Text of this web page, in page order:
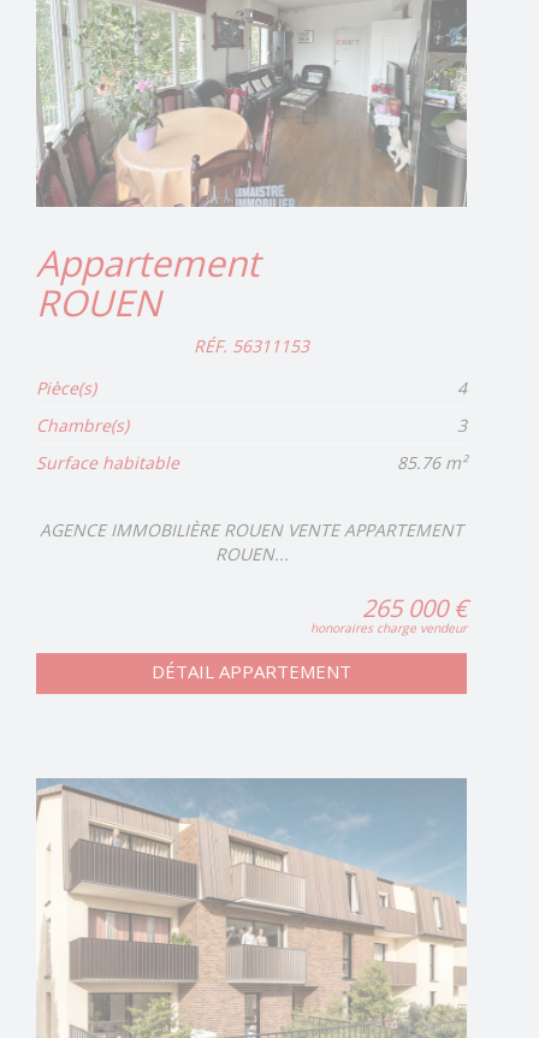
Appartement
ROUEN
RÉF. 56311153
Pièce(s)
4
Chambre(s)
3
Surface habitable
85.76 m²
AGENCE IMMOBILIÈRE ROUEN VENTE APPARTEMENT
ROUEN...
265 000 €
honoraires charge vendeur
DÉTAIL APPARTEMENT